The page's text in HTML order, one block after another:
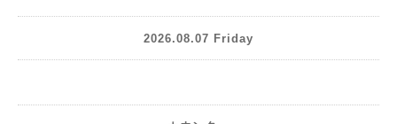
2026.08.07 Friday